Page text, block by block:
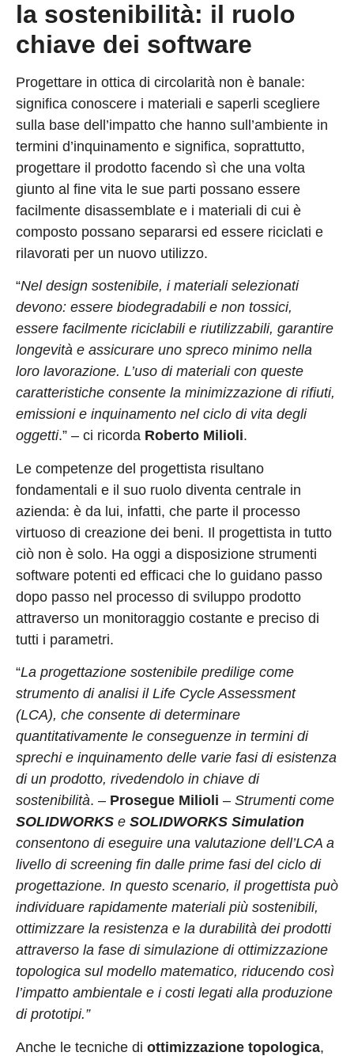
la sostenibilità: il ruolo
chiave dei software
Progettare in ottica di circolarità non è banale:
significa conoscere i materiali e saperli scegliere
sulla base dell’impatto che hanno sull’ambiente in
termini d’inquinamento e significa, soprattutto,
progettare il prodotto facendo sì che una volta
giunto al fine vita le sue parti possano essere
facilmente disassemblate e i materiali di cui è
composto possano separarsi ed essere riciclati e
rilavorati per un nuovo utilizzo.
“Nel design sostenibile, i materiali selezionati
devono: essere biodegradabili e non tossici,
essere facilmente riciclabili e riutilizzabili, garantire
longevità e assicurare uno spreco minimo nella
loro lavorazione. L’uso di materiali con queste
caratteristiche consente la minimizzazione di rifiuti,
emissioni e inquinamento nel ciclo di vita degli
oggetti.” – ci ricorda Roberto Milioli.
Le competenze del progettista risultano
fondamentali e il suo ruolo diventa centrale in
azienda: è da lui, infatti, che parte il processo
virtuoso di creazione dei beni. Il progettista in tutto
ciò non è solo. Ha oggi a disposizione strumenti
software potenti ed efficaci che lo guidano passo
dopo passo nel processo di sviluppo prodotto
attraverso un monitoraggio costante e preciso di
tutti i parametri.
“La progettazione sostenibile predilige come
strumento di analisi il Life Cycle Assessment
(LCA), che consente di determinare
quantitativamente le conseguenze in termini di
sprechi e inquinamento delle varie fasi di esistenza
di un prodotto, rivedendolo in chiave di
sostenibilità. – Prosegue Milioli – Strumenti come
SOLIDWORKS e SOLIDWORKS Simulation
consentono di eseguire una valutazione dell’LCA a
livello di screening fin dalle prime fasi del ciclo di
progettazione. In questo scenario, il progettista può
individuare rapidamente materiali più sostenibili,
ottimizzare la resistenza e la durabilità dei prodotti
attraverso la fase di simulazione di ottimizzazione
topologica sul modello matematico, riducendo così
l’impatto ambientale e i costi legati alla produzione
di prototipi.”
Anche le tecniche di ottimizzazione topologica,